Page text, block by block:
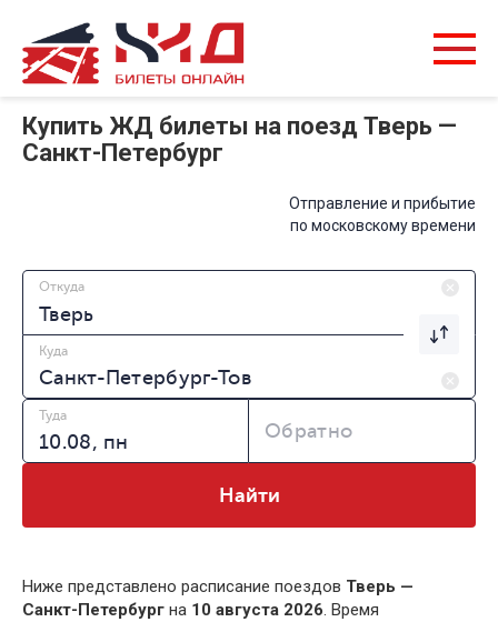
Купить ЖД билеты на поезд Тверь —
Санкт-Петербург
Отправление и прибытие
по московскому времени
Откуда
Куда
Туда
Обратно
Найти
Ниже представлено расписание поездов Тверь —
Санкт-Петербург на 10 августа 2026. Время